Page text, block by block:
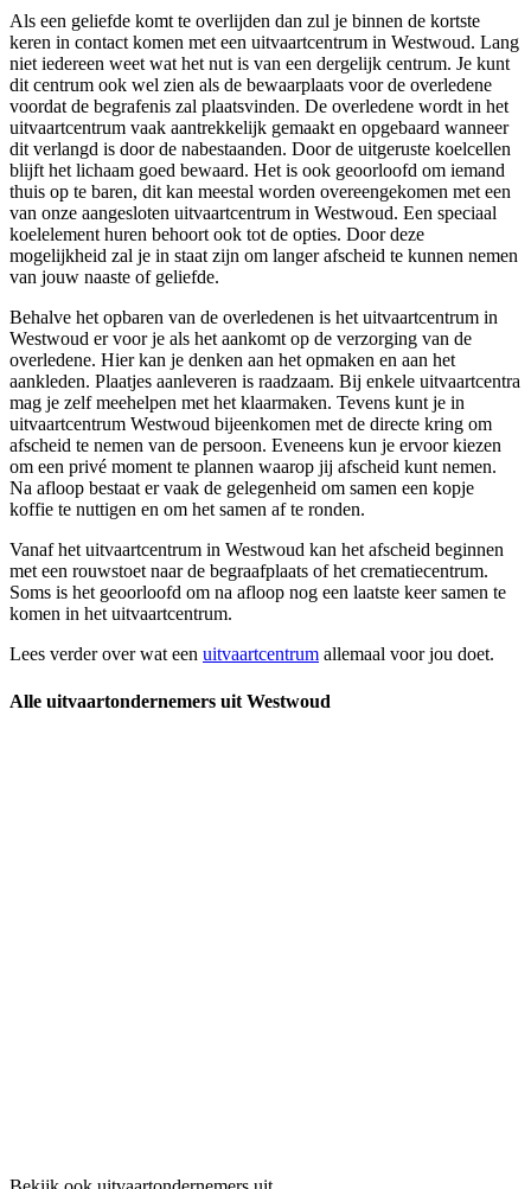
Als een geliefde komt te overlijden dan zul je binnen de kortste
keren in contact komen met een uitvaartcentrum in Westwoud. Lang
niet iedereen weet wat het nut is van een dergelijk centrum. Je kunt
dit centrum ook wel zien als de bewaarplaats voor de overledene
voordat de begrafenis zal plaatsvinden. De overledene wordt in het
uitvaartcentrum vaak aantrekkelijk gemaakt en opgebaard wanneer
dit verlangd is door de nabestaanden. Door de uitgeruste koelcellen
blijft het lichaam goed bewaard. Het is ook geoorloofd om iemand
thuis op te baren, dit kan meestal worden overeengekomen met een
van onze aangesloten uitvaartcentrum in Westwoud. Een speciaal
koelelement huren behoort ook tot de opties. Door deze
mogelijkheid zal je in staat zijn om langer afscheid te kunnen nemen
van jouw naaste of geliefde.
Behalve het opbaren van de overledenen is het uitvaartcentrum in
Westwoud er voor je als het aankomt op de verzorging van de
overledene. Hier kan je denken aan het opmaken en aan het
aankleden. Plaatjes aanleveren is raadzaam. Bij enkele uitvaartcentra
mag je zelf meehelpen met het klaarmaken. Tevens kunt je in
uitvaartcentrum Westwoud bijeenkomen met de directe kring om
afscheid te nemen van de persoon. Eveneens kun je ervoor kiezen
om een privé moment te plannen waarop jij afscheid kunt nemen.
Na afloop bestaat er vaak de gelegenheid om samen een kopje
koffie te nuttigen en om het samen af te ronden.
Vanaf het uitvaartcentrum in Westwoud kan het afscheid beginnen
met een rouwstoet naar de begraafplaats of het crematiecentrum.
Soms is het geoorloofd om na afloop nog een laatste keer samen te
komen in het uitvaartcentrum.
Lees verder over wat een uitvaartcentrum allemaal voor jou doet.
Alle uitvaartondernemers uit Westwoud